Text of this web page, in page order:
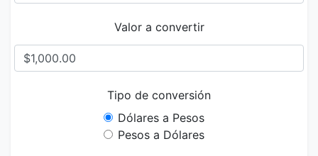
Valor a convertir
Tipo de conversión
Dólares a Pesos
Pesos a Dólares